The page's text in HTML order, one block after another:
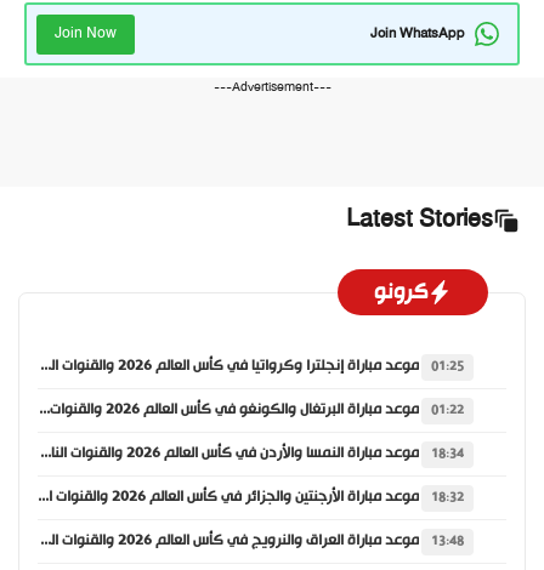
Join WhatsApp
Join Now
---Advertisement---
Latest Stories
كرونو
01:25 موعد مباراة إنجلترا وكرواتيا في كأس العالم 2026 والقنوات الناقلة
01:22 موعد مباراة البرتغال والكونغو في كأس العالم 2026 والقنوات الناقلة
18:34 موعد مباراة النمسا والأردن في كأس العالم 2026 والقنوات الناقلة
18:32 موعد مباراة الأرجنتين والجزائر في كأس العالم 2026 والقنوات الناقلة
13:48 موعد مباراة العراق والنرويج في كأس العالم 2026 والقنوات الناقلة